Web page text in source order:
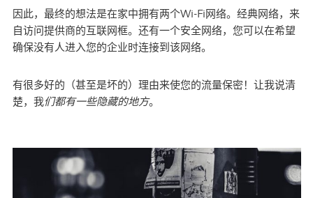
因此，最终的想法是在家中拥有两个Wi-Fi网络。经典网络，来
自访问提供商的互联网框。还有一个安全网络，您可以在希望
确保没有人进入您的企业时连接到该网络。
有很多好的（甚至是坏的）理由来使您的流量保密！让我说清
楚，我们都有一些隐藏的地方。